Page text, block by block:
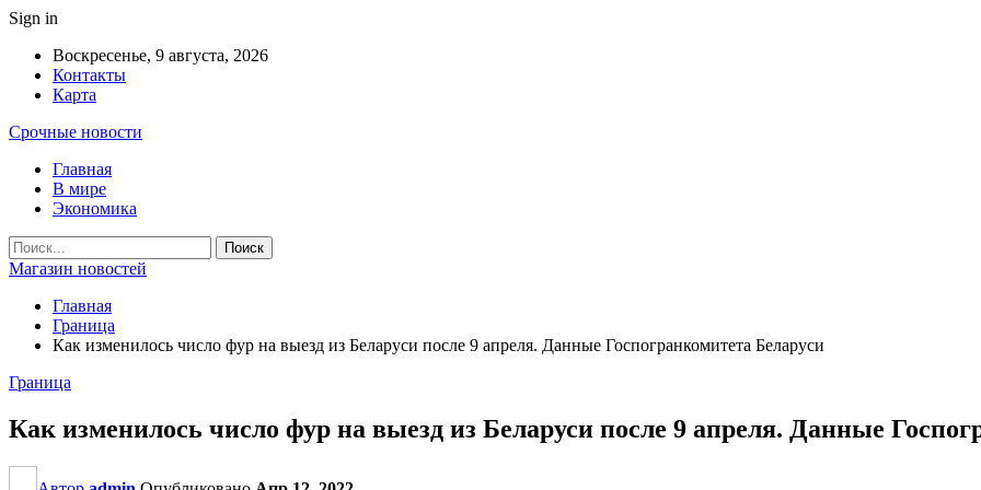
Sign in
Воскресенье, 9 августа, 2026
Контакты
Карта
Срочные новости
Главная
В мире
Экономика
Магазин новостей
Главная
Граница
Как изменилось число фур на выезд из Беларуси после 9 апреля. Данные Госпогранкомитета Беларуси
Граница
Как изменилось число фур на выезд из Беларуси после 9 апреля. Данные